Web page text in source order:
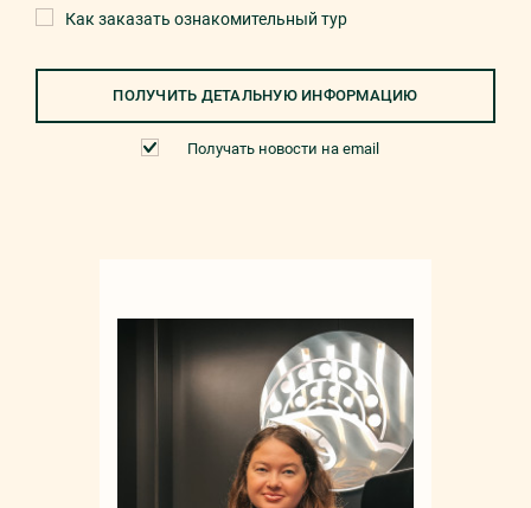
Как заказать ознакомительный тур
ПОЛУЧИТЬ ДЕТАЛЬНУЮ ИНФОРМАЦИЮ
Получать новости на email